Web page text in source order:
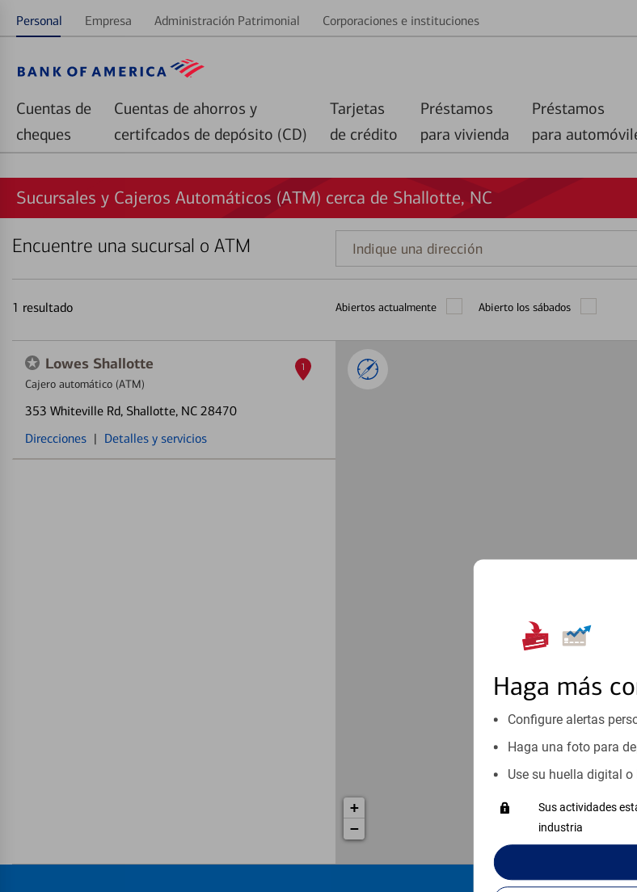
Personal Empresa Administración Patrimonial Corporaciones e instituciones
Cuentas de
cheques
Cuentas de ahorros y
certifcados de depósito (CD)
Tarjetas
de crédito
Préstamos
para vivienda
Préstamos
para
Haga más
Configure alertas
Haga una foto para
Use su huella digital
Sus actividades
industria
Sucursales y Cajeros Automáticos (ATM) cerca de Shallotte, NC
Encuentre una sucursal o ATM
Indique
una
1 resultado Abiertos actualmente Abierto los sábados
Lowes Shallotte
Cajero automático (ATM)
353 Whiteville Rd, Shallotte, NC 28470
Direcciones | Detalles y servicios
1
+
−